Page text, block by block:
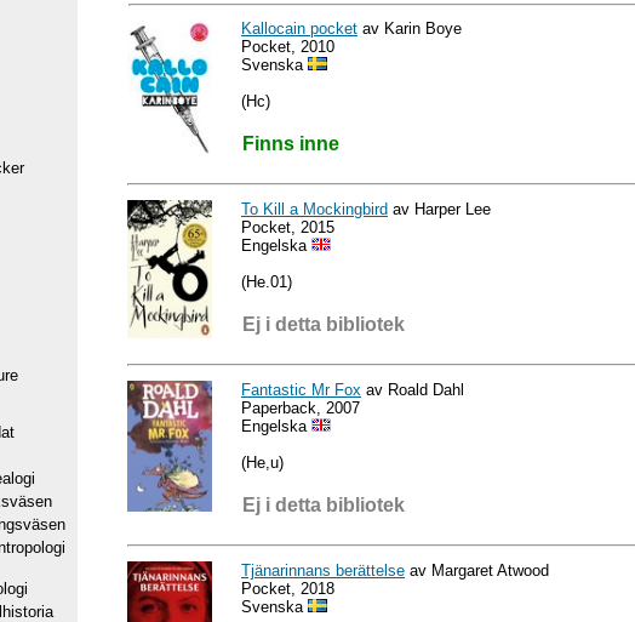
Kallocain pocket av Karin Boye
Pocket, 2010
Svenska
(Hc)
Finns inne
To Kill a Mockingbird av Harper Lee
Pocket, 2015
Engelska
(He.01)
Ej i detta bibliotek
Fantastic Mr Fox av Roald Dahl
Paperback, 2007
Engelska
(He,u)
Ej i detta bibliotek
Tjänarinnans berättelse av Margaret Atwood
Pocket, 2018
Svenska